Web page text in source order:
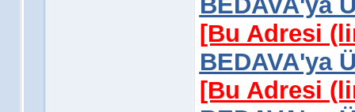
[Bu Adresi
BEDAVA'ya
[Bu Adresi